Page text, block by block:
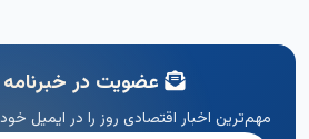
عضویت در خبرنامه
مهم‌ترین اخبار اقتصادی روز را در ایمیل